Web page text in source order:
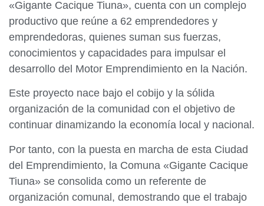
«Gigante Cacique Tiuna», cuenta con un complejo
productivo que reúne a 62 emprendedores y
emprendedoras, quienes suman sus fuerzas,
conocimientos y capacidades para impulsar el
desarrollo del Motor Emprendimiento en la Nación.
Este proyecto nace bajo el cobijo y la sólida
organización de la comunidad con el objetivo de
continuar dinamizando la economía local y nacional.
Por tanto, con la puesta en marcha de esta Ciudad
del Emprendimiento, la Comuna «Gigante Cacique
Tiuna» se consolida como un referente de
organización comunal, demostrando que el trabajo